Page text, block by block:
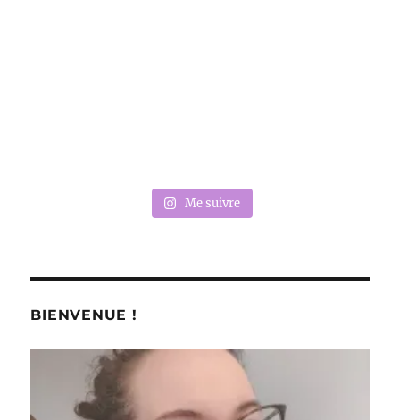
Me suivre
BIENVENUE !